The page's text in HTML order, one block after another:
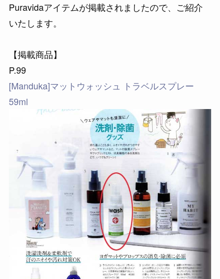
Puravidaアイテムが掲載されましたので、ご紹介
いたします。
【掲載商品】
P.99
[Manduka]マットウォッシュ トラベルスプレー
59ml